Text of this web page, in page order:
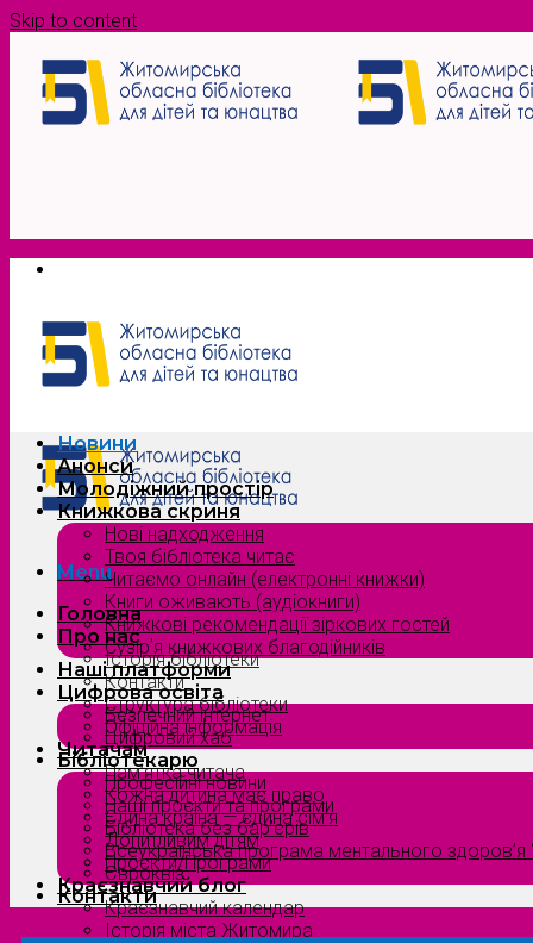
Skip to content
Menu
Головна
Про нас
Історія бібліотеки
Контакти
Структура бібліотеки
Офіційна інформація
Читачам
Пам’ятка читача
Кожна дитина має право
Єдина країна — єдина сім’я
Допитливим дітям
Проєкти/Програми
Краєзнавчий блог
Краєзнавчий календар
Історія міста Житомира
Новини
Анонси
Молодіжний простір
Книжкова скриня
Нові надходження
Твоя бібліотека читає
Читаємо онлайн (електронні книжки)
Книги оживають (аудіокниги)
Книжкові рекомендації зіркових гостей
Сузірʼя книжкових благодійників
Наші платформи
Цифрова освіта
Безпечний інтернет
Цифровий хаб
Бібліотекарю
Професійні новини
Наші проєкти та програми
Бібліотека без бар’єрів
Всеукраїнська програма ментального здоров’я
Євроквіз
Контакти